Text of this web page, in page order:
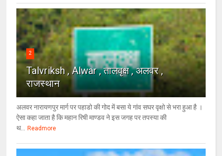
2
Talvriksh , Alwar , तालवृक्ष , अलवर ,
राजस्थान
अलवर नारायणपुर मार्ग पर पहाडो की गोद में बसा ये गांव सघर वृक्षो से भरा हुआ है ।
ऐसा कहा जाता है कि महान रिषी माण्डव ने इस जगह पर तपस्या की
थ...
Readmore